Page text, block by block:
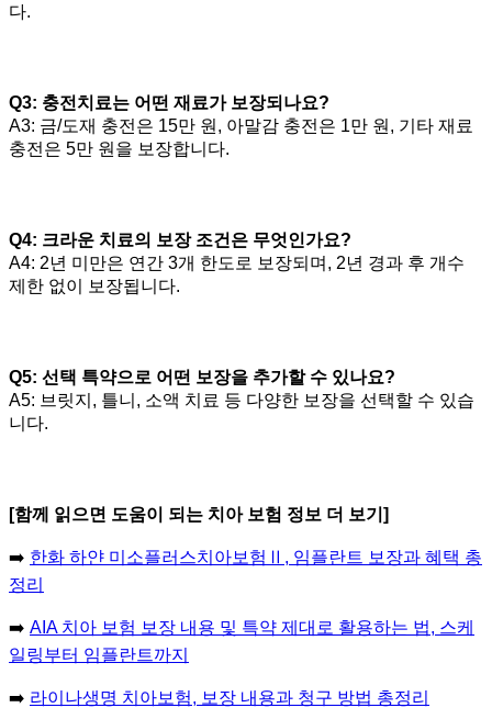
다.
Q3: 충전치료는 어떤 재료가 보장되나요?
A3: 금/도재 충전은 15만 원, 아말감 충전은 1만 원, 기타 재료
충전은 5만 원을 보장합니다.
Q4: 크라운 치료의 보장 조건은 무엇인가요?
A4: 2년 미만은 연간 3개 한도로 보장되며, 2년 경과 후 개수
제한 없이 보장됩니다.
Q5: 선택 특약으로 어떤 보장을 추가할 수 있나요?
A5: 브릿지, 틀니, 소액 치료 등 다양한 보장을 선택할 수 있습
니다.
[함께 읽으면 도움이 되는 치아 보험 정보 더 보기]
➡️ 한화 하얀 미소플러스치아보험Ⅱ, 임플란트 보장과 혜택 총
정리
➡️ AIA 치아 보험 보장 내용 및 특약 제대로 활용하는 법, 스케
일링부터 임플란트까지
➡️ 라이나생명 치아보험, 보장 내용과 청구 방법 총정리